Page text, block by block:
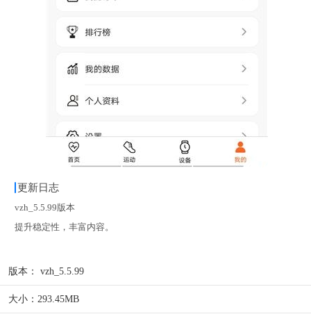
更新日志
vzh_5.5.99版本
提升稳定性，丰富内容。
版本： vzh_5.5.99
大小： 293.45MB